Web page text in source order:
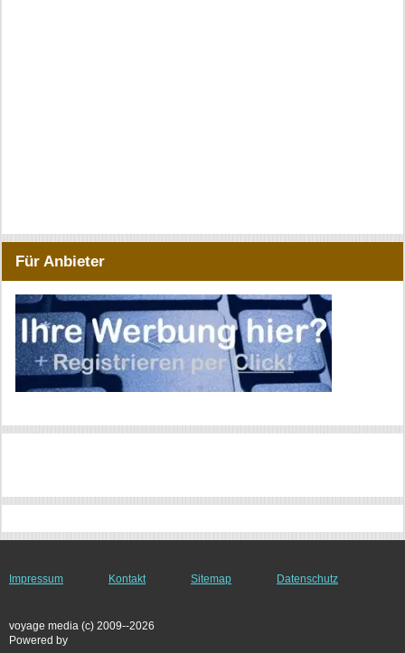
Für Anbieter
Impressum Kontakt Sitemap Datenschutz
voyage media (c) 2009--2026
Powered by